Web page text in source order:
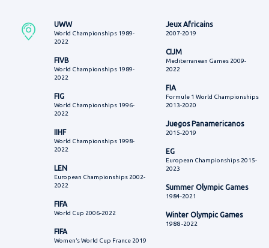
UWW
World Championships 1989-
2022
FIVB
World Championships 1989-
2022
FIG
World Championships 1996-
2022
IIHF
World Championships 1998-
2022
LEN
European Championships 2002-
2022
FIFA
World Cup 2006-2022
FIFA
Women’s World Cup France 2019
Jeux Africains
2007-2019
CIJM
Mediterranean Games 2009-
2022
FIA
Formule 1 World Championships
2013-2020
Juegos Panamericanos
2015-2019
EG
European Championships 2015-
2023
Summer Olympic Games
1984-2021
Winter Olympic Games
1988 -2022